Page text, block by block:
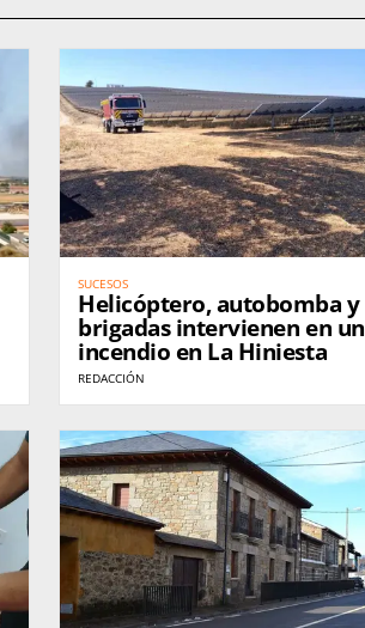
SUCESOS
Helicóptero, autobomba y
brigadas intervienen en un
incendio en La Hiniesta
REDACCIÓN